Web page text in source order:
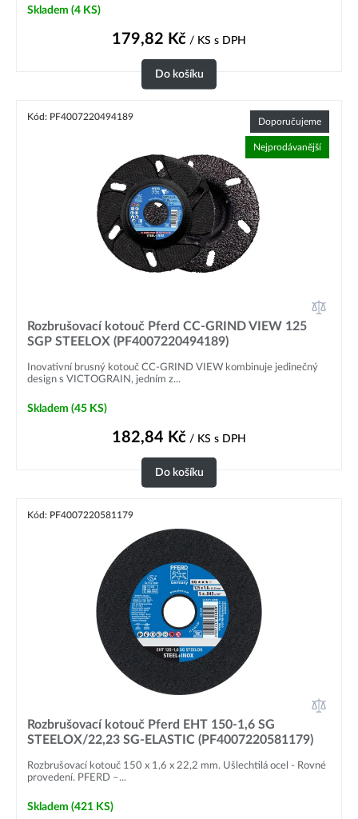
Skladem (4 KS)
179,82 Kč / KS s DPH
Do košíku
Kód: PF4007220494189 Doporučujeme
Nejprodávanější
Rozbrušovací kotouč Pferd CC-GRIND VIEW 125
SGP STEELOX (PF4007220494189)
Inovativní brusný kotouč CC-GRIND VIEW kombinuje jedinečný
design s VICTOGRAIN, jedním z...
Skladem (45 KS)
182,84 Kč / KS s DPH
Do košíku
Kód: PF4007220581179
Rozbrušovací kotouč Pferd EHT 150-1,6 SG
STEELOX/22,23 SG-ELASTIC (PF4007220581179)
Rozbrušovací kotouč 150 x 1,6 x 22,2 mm. Ušlechtilá ocel - Rovné
provedení. PFERD –...
Skladem (421 KS)